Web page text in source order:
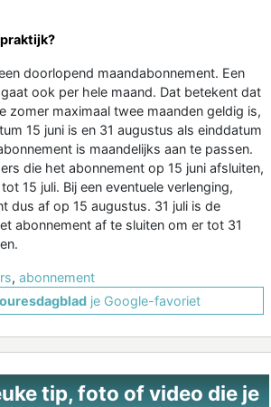
doorlopend maandabonnement. Een
ook per hele maand. Dat betekent dat
zomer maximaal twee maanden geldig is,
15 juni is en 31 augustus als einddatum
is maandelijks aan te passen.
die het abonnement op 15 juni afsluiten,
15 juli. Bij een eventuele verlenging,
dus af op 15 augustus. 31 juli is de
abonnement af te sluiten om er tot 31
, abonnement
je Google-favoriet
tip, foto of video die je